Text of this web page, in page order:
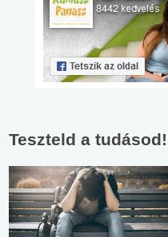
Teszteld a tudásod!